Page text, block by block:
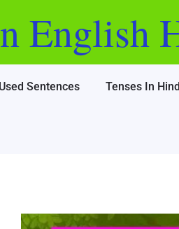
English
Sentences Tenses In